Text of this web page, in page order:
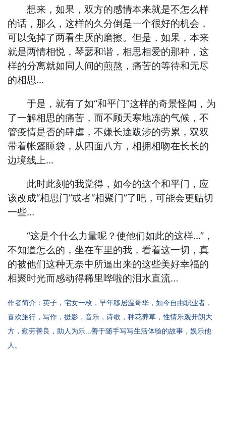
想来，如果，双方的感情本来就是不怎么样
的话，那么，这样的久分倒是一个很好的机会，
可以免掉了两看生厌的磨擦。但是，如果，本来
就是两情相悦，琴瑟和谐，相思相爱的那种，这
样的分离就如同人间的煎熬，痛苦的等待和无尽
的相思...
于是，就有了如“和平门”这样的奇景怪闻，为
了一解相思的痛苦，而不顾天寒地冻的气候，不
管疫情是否的肆虐，不嫌长途跋涉的劳累，双双
带着帐篷睡袋，从四面八方，相拥相吻在长长的
边境线上...
此时此刻的我觉得，如今的这个和平门，应
该改成“相思门”或者“相聚门”了吧，可能会更贴切
一些...
“这是个什么力量呢？使他们如此的这样...”，
不知道怎么的，坐在车里的我，看着这一切，真
的被他们这种无奈中所逼出来的这些美好幸福的
相聚时光而感动得稀里哗啦的泪水直流…
作者简介：英子，宅女一枚，早年移居温哥华，如今自由职业者，
喜欢旅行，写作，摄影，音乐，诗歌，种花养草，性情乐观开朗大
方，勤劳善良，助人为乐...善于随手写写生活体验的故事，娱乐他
人。